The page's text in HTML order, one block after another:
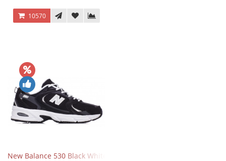
10570
New Balance 530 Black White Silver